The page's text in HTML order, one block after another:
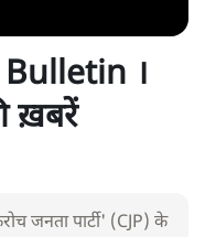
।
ख़बरें
जनता पार्टी' (CJP) के